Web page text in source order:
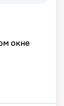
окне